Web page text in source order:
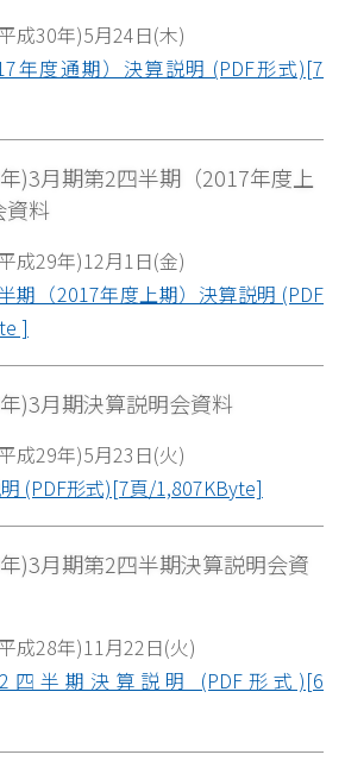
成30年)5月24日(木)
年度通期）決算説明 (PDF形式)[7
)3月期第2四半期（2017年度上
資料
成29年)12月1日(金)
期（2017年度上期）決算説明 (PDF
]
)3月期決算説明会資料
成29年)5月23日(火)
(PDF形式)[7頁/1,807KByte]
)3月期第2四半期決算説明会資
成28年)11月22日(火)
四半期決算説明 (PDF形式)[6